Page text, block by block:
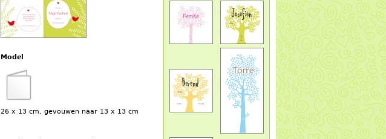
Model
26 x 13 cm, gevouwen naar 13 x 13 cm